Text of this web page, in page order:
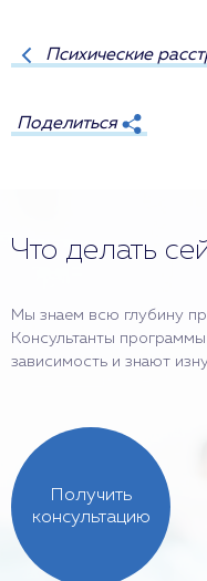
Психические
Поделиться
Что делать
Мы знаем всю глубину
Консультанты
зависимость и знают
Получить
консультацию